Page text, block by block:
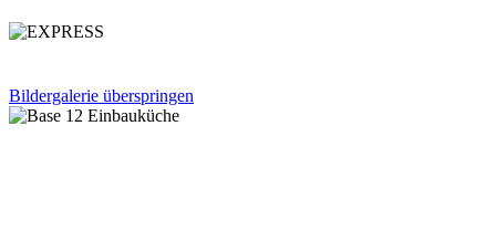
Bildergalerie überspringen